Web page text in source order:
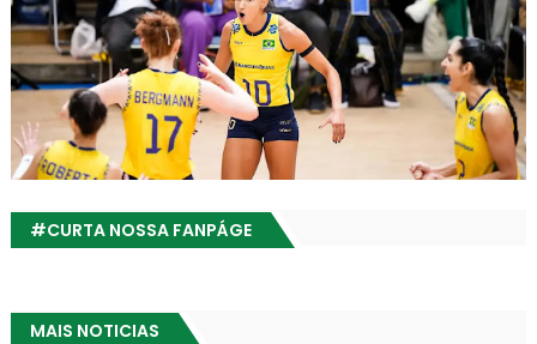
#CURTA NOSSA FANPÁGE
MAIS NOTICIAS